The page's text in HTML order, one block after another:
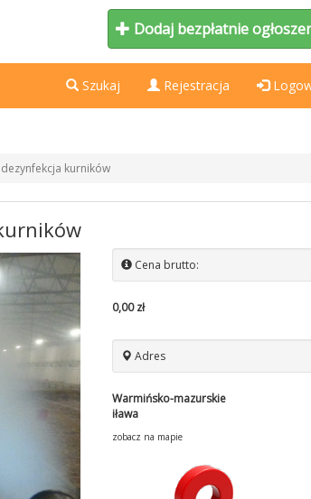
Dodaj bezpłatnie
Szukaj Rejestracja
dezynfekcja kurników
Cena brutto:
0,00 zł
Adres
Warmińsko-mazurskie
iława
zobacz na mapie